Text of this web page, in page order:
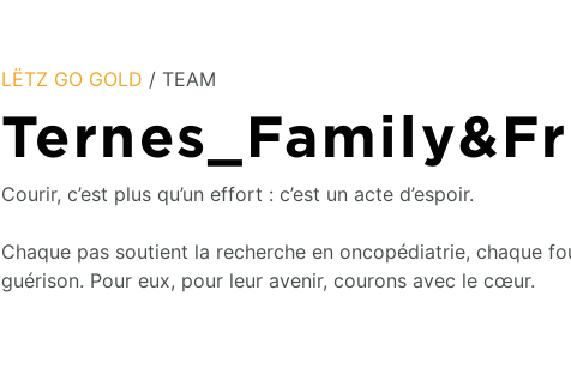
LËTZ GO GOLD / TEAM
Courir, c’est plus qu’un effort : c’est un acte d’espoir.
Chaque pas soutient la recherche en oncopédiatrie, chaque
guérison. Pour eux, pour leur avenir, courons avec le cœur.